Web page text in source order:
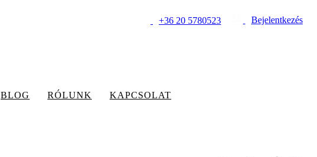
+36 20 5780523 Bejelentkezés
BLOG RÓLUNK KAPCSOLAT